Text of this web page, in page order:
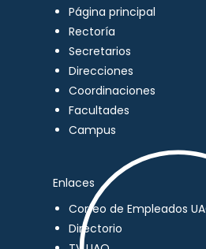
Página principal
Rectoría
Secretarios
Direcciones
Coordinaciones
Facultades
Campus
Enlaces
Correo de Empleados
Directorio